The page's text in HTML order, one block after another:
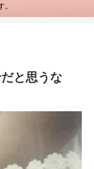
と思うな